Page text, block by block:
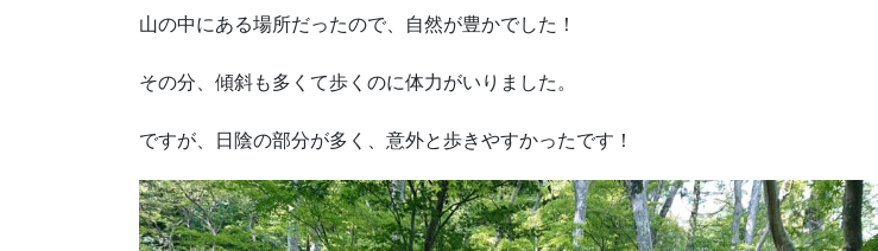
山の中にある場所だったので、自然が豊かでした！
その分、傾斜も多くて歩くのに体力がいりました。
ですが、日陰の部分が多く、意外と歩きやすかったです！